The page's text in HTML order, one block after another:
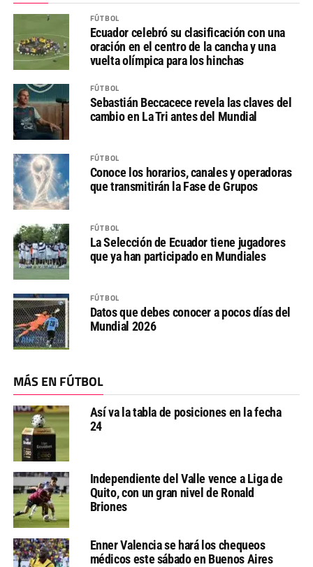
FÚTBOL
Ecuador celebró su clasificación con una
oración en el centro de la cancha y una
vuelta olímpica para los hinchas
FÚTBOL
Sebastián Beccacece revela las claves del
cambio en La Tri antes del Mundial
FÚTBOL
Conoce los horarios, canales y operadoras
que transmitirán la Fase de Grupos
FÚTBOL
La Selección de Ecuador tiene jugadores
que ya han participado en Mundiales
FÚTBOL
Datos que debes conocer a pocos días del
Mundial 2026
MÁS EN FÚTBOL
Así va la tabla de posiciones en la fecha
24
Independiente del Valle vence a Liga de
Quito, con un gran nivel de Ronald
Briones
Enner Valencia se hará los chequeos
médicos este sábado en Buenos Aires